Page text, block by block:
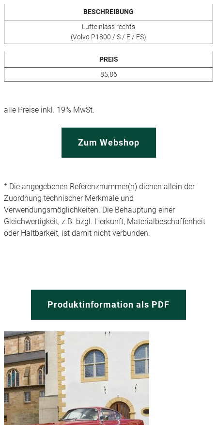
BESCHREIBUNG
Lufteinlass rechts
(Volvo P1800 / S / E / ES)
PREIS
85,86
alle Preise inkl. 19% MwSt.
Zum Webshop
* Die angegebenen Referenznummer(n) dienen allein der
Zuordnung technischer Merkmale und
Verwendungsmöglichkeiten. Die Behauptung einer
Gleichwertigkeit, z.B. bzgl. Herkunft, Materialbeschaffenheit
oder Haltbarkeit, ist damit nicht verbunden.
Produktinformation als PDF